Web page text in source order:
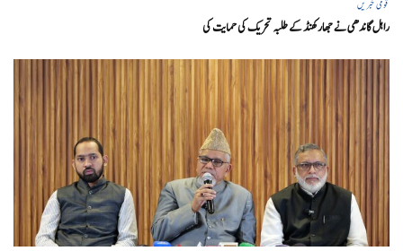
قومی خبریں
راہل گاندھی نے جھارکھنڈ کے طلبہ تحریک کی حمایت کی